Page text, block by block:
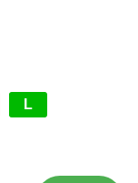
L